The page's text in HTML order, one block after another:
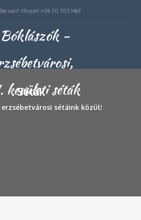
van? Hívjon! +06 70 703 1467
Séták
erzsébetvárosi sétáink közül!